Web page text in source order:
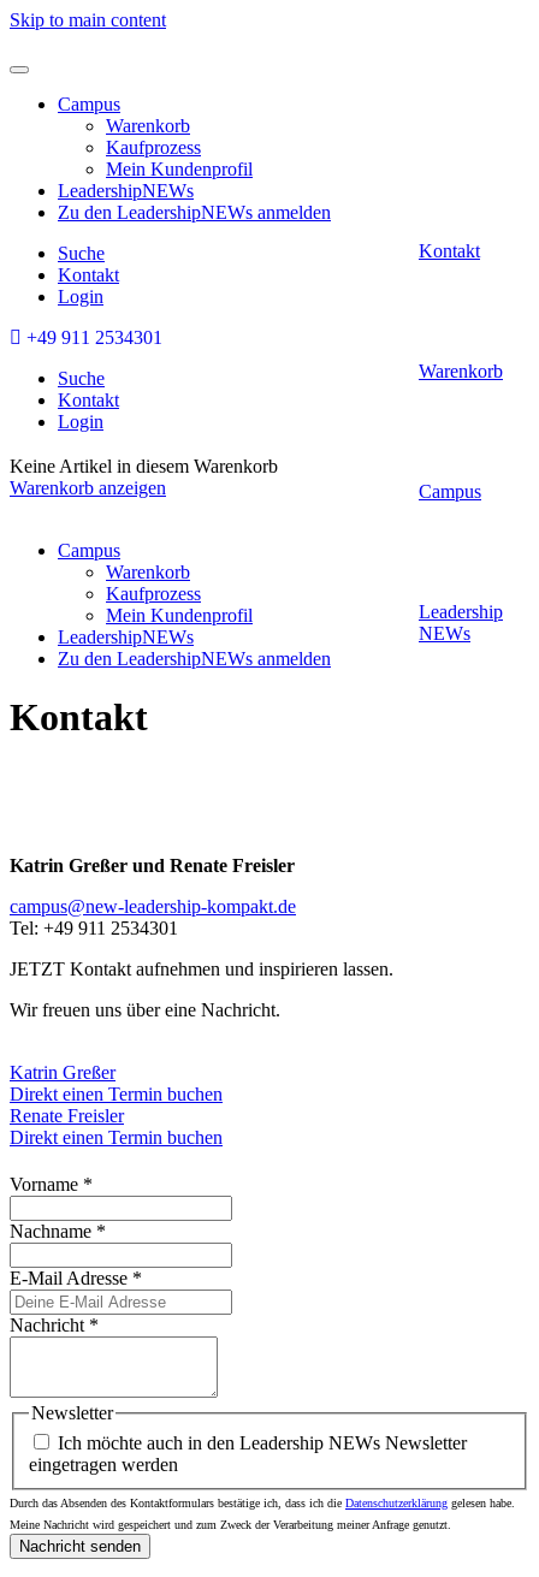
Skip to main content
Campus
Warenkorb
Kaufprozess
Mein Kundenprofil
LeadershipNEWs
Zu den LeadershipNEWs anmelden
Suche
Kontakt
Login
+49 911 2534301
Suche
Kontakt
Login
Keine Artikel in diesem Warenkorb
Warenkorb anzeigen
Campus
Warenkorb
Kaufprozess
Mein Kundenprofil
LeadershipNEWs
Zu den LeadershipNEWs anmelden
Kontakt
Katrin Greßer und Renate Freisler
campus@new-leadership-kompakt.de
Tel: +49 911 2534301
JETZT Kontakt aufnehmen und inspirieren lassen.
Wir freuen uns über eine Nachricht.
Katrin Greßer
Direkt einen Termin buchen
Renate Freisler
Direkt einen Termin buchen
Vorname *
Nachname *
E-Mail Adresse *
Nachricht *
Newsletter
Ich möchte auch in den Leadership NEWs Newsletter
eingetragen werden
Durch das Absenden des Kontaktformulars bestätige ich, dass ich die Datenschutzerklärung gelesen habe.
Meine Nachricht wird gespeichert und zum Zweck der Verarbeitung meiner Anfrage genutzt.
Nachricht senden
Kontakt
Warenkorb
Campus
Leadership
NEWs